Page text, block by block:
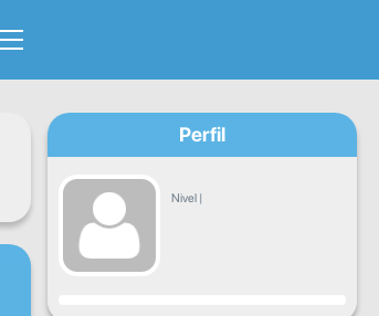
Perfil
Nivel |